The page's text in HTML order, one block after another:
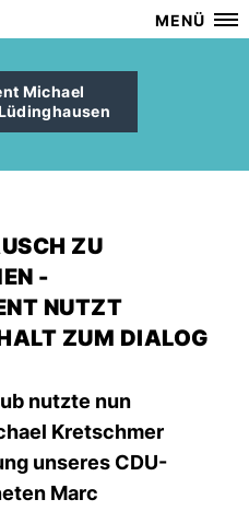
MENÜ
Michael
ZU
-
NUTZT
ZUM DIALOG
nutzte nun
Kretschmer
unseres CDU-
Marc